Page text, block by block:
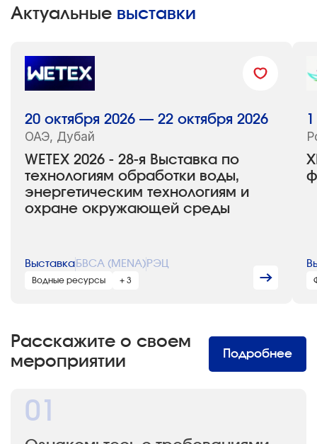
Актуальные выставки
WETEX 2026 - 28-я Выставка по
технологиям обработки воды,
энергетическим технологиям и
охране окружающей среды
20 октября 2026 — 22 октября 2026
ОАЭ, Дубай
Выставка БВСА (MENA) РЭЦ
Водные ресурсы + 3
Расскажите о своем
мероприятии
Подробнее
01